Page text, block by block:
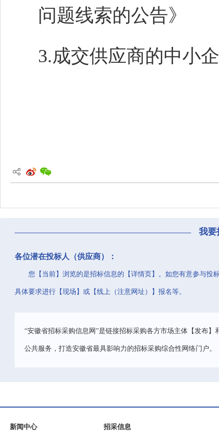
问题线索的公告》
3.成交供应商的中小
我要
各位潜在投标人（供应商）：
您【当前】浏览的是招标信息的【详情页】。如您有意参与投
具体要求进行【现场】或【线上（注意网址）】报名等。
“安徽省招标采购信息网”是链接招标采购各方市场主体【发布
公共服务，打造安徽省最具影响力的招标采购综合性网络门户。
新闻中心
招采信息